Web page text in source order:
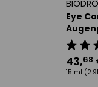
Eye
43,68
15 ml